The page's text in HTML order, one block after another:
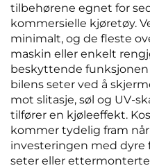
tilbehørene egnet for
kommersielle kjøretøy.
minimalt, og de fleste
maskin eller enkelt
beskyttende
bilens seter ved å
mot slitasje, søl og UV-
tilfører en kjøleeffekt.
kommer tydelig fram
investeringen med
seter eller